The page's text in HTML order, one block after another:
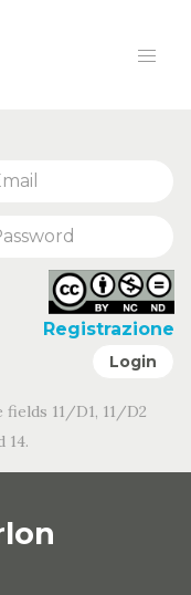
Registrazione
Login
fields 11/D1, 11/D2
14.